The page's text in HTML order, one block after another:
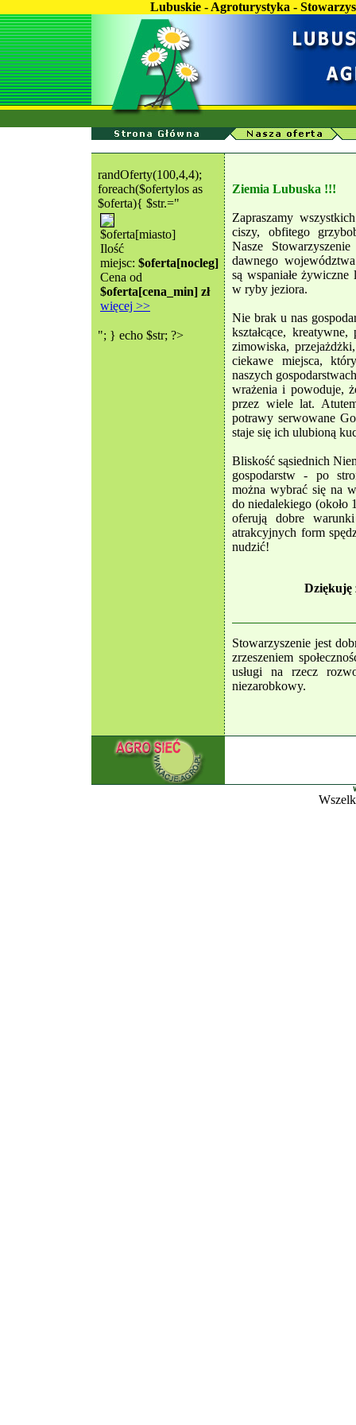
Lubuskie - Agroturystyka -
randOferty(100,4,4);
foreach($ofertylos as
$oferta){ $str.="
$oferta[miasto]
Ilość
miejsc: $oferta[nocleg]
Cena od
$oferta[cena_min] zł
więcej >>
"; } echo $str; ?>
Ziemia Lubuska !!!
Zapraszamy
ciszy, obfitego
Nasze
dawnego
są wspaniałe
w ryby jeziora.
Nie brak u nas
kształcące,
zimowiska,
ciekawe miejsca,
naszych
wrażenia i powoduje,
przez wiele lat.
potrawy serwowane
staje się ich ulubioną
Bliskość sąsiednich
gospodarstw - po
można wybrać się na
do niedalekiego (około
oferują dobre
atrakcyjnych form
nudzić!
Dziękuję
Stowarzyszenie jest
zrzeszeniem
usługi na rzecz
niezarobkowy.